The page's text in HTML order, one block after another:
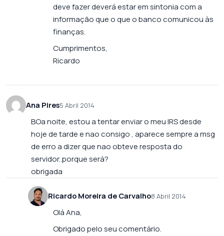
deve fazer deverá estar em sintonia com a
informação que o que o banco comunicou às
finanças.
Cumprimentos,
Ricardo
Ana Pires5 Abril 2014
BOa noite, estou a tentar enviar o meu IRS desde
hoje de tarde e nao consigo , aparece sempre a msg
de erro a dizer que nao obteve resposta do
servidor..porque será?
obrigada
Ricardo Moreira de Carvalho8 Abril 2014
Olá Ana,
Obrigado pelo seu comentário.